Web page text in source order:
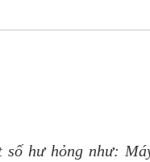
số hư hỏng như: